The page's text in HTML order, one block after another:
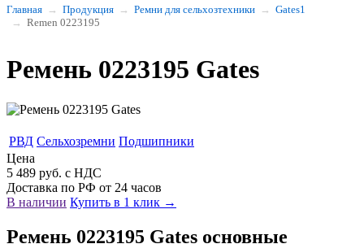
Главная Продукция Ремни для сельхозтехники
Gates1
Remen 0223195
Ремень 0223195 Gates
РВД Сельхозремни Подшипники
Цена
5 489 руб. с НДС
Доставка по РФ от 24 часов
В наличии Купить в 1 клик →
Ремень 0223195 Gates основные